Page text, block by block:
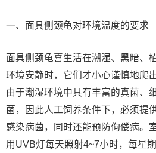
一、面具侧颈龟对环境温度的要求
面具侧颈龟喜生活在潮湿、黑暗、
环境安静时，它们才小心谨慎地爬
由于潮湿环境中具有丰富的真菌、
菌，因此人工饲养条件下，必须提
感染病菌，同时还能预防佝偻病。
用UVB灯每天照射4~7小时，每星